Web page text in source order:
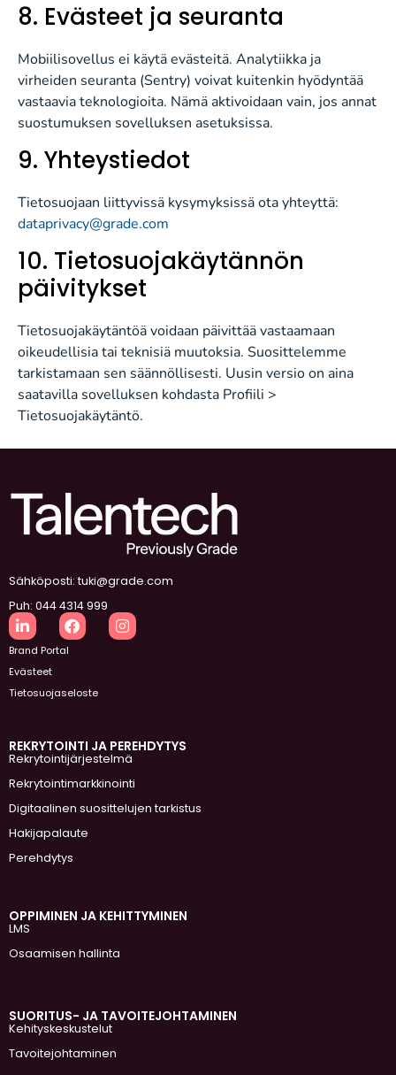
8. Evästeet ja seuranta
Mobiilisovellus ei käytä evästeitä. Analytiikka ja
virheiden seuranta (Sentry) voivat kuitenkin hyödyntää
vastaavia teknologioita. Nämä aktivoidaan vain, jos annat
suostumuksen sovelluksen asetuksissa.
9. Yhteystiedot
Tietosuojaan liittyvissä kysymyksissä ota yhteyttä:
dataprivacy@grade.com
10. Tietosuojakäytännön
päivitykset
Tietosuojakäytäntöä voidaan päivittää vastaamaan
oikeudellisia tai teknisiä muutoksia. Suosittelemme
tarkistamaan sen säännöllisesti. Uusin versio on aina
saatavilla sovelluksen kohdasta Profiili >
Tietosuojakäytäntö.
Sähköposti: tuki@grade.com
Puh: 044 4314 999
Brand Portal
Evästeet
Tietosuojaseloste
REKRYTOINTI JA PEREHDYTYS
Rekrytointijärjestelmä
Rekrytointimarkkinointi
Digitaalinen suosittelujen tarkistus
Hakijapalaute
Perehdytys
OPPIMINEN JA KEHITTYMINEN
LMS
Osaamisen hallinta
SUORITUS- JA TAVOITEJOHTAMINEN
Kehityskeskustelut
Tavoitejohtaminen